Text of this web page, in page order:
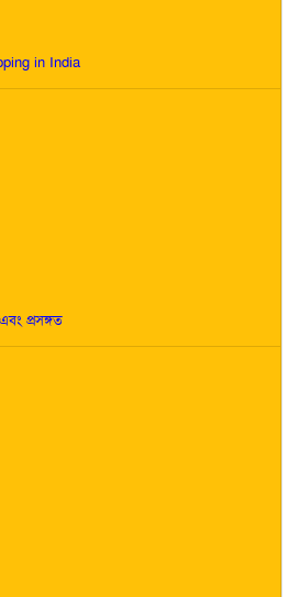
in India
প্রসঙ্গত